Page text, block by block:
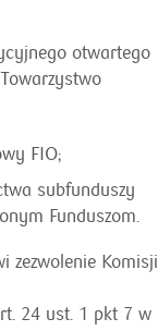
otwartego
FIO;
subfunduszy
Funduszom.
zezwolenie Komisji
24 ust. 1 pkt 7 w